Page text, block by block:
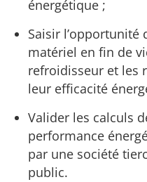
énergétique ;
Saisir l’opportunité
matériel en fin de
refroidisseur et les
leur efficacité
Valider les calculs
performance
par une société
public.